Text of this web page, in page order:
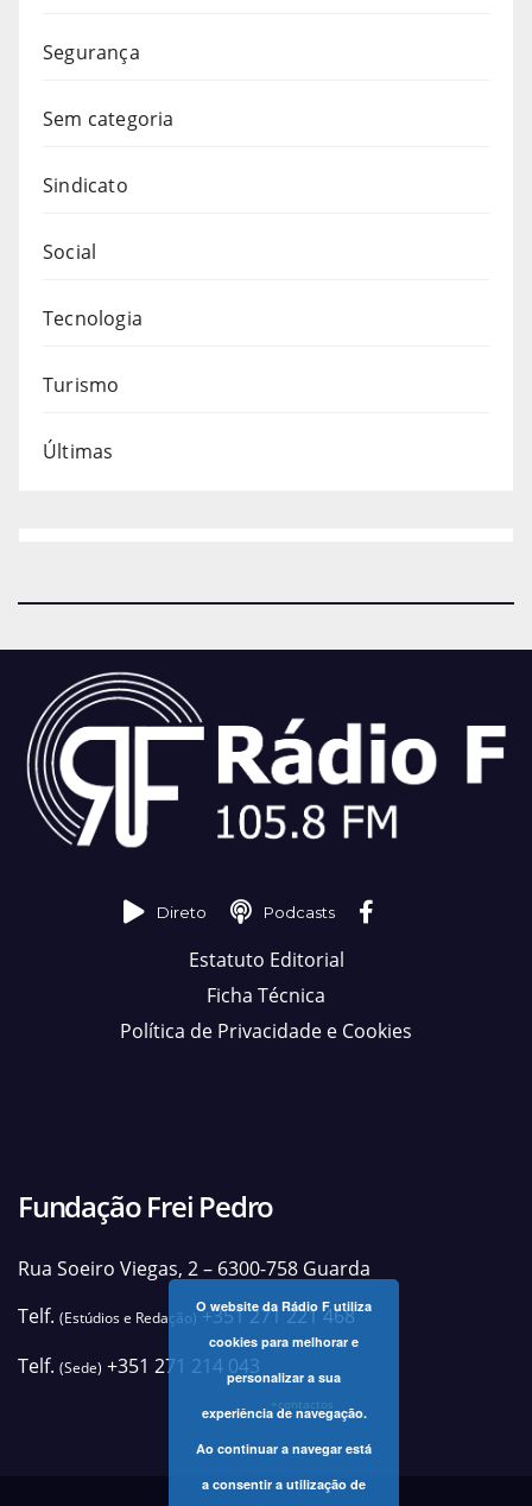
Segurança
Sem categoria
Sindicato
Social
Tecnologia
Turismo
Últimas
Direto Podcasts
Estatuto Editorial
Ficha Técnica
Política de Privacidade e Cookies
Fundação Frei Pedro
Rua Soeiro Viegas, 2 – 6300-758 Guarda
Telf. (Estúdios e Redação)+351 271 221 468
Telf. (Sede) +351 271 214 043
+contactos
O website da Rádio F utiliza
cookies para melhorar e
personalizar a sua
experiência de navegação.
Ao continuar a navegar está
a consentir a utilização de